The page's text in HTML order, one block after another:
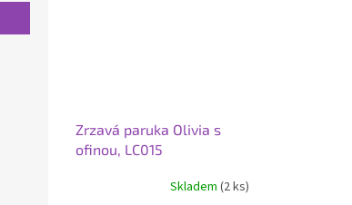
Zrzavá paruka Olivia s
ofinou, LC015
Skladem (2 ks)